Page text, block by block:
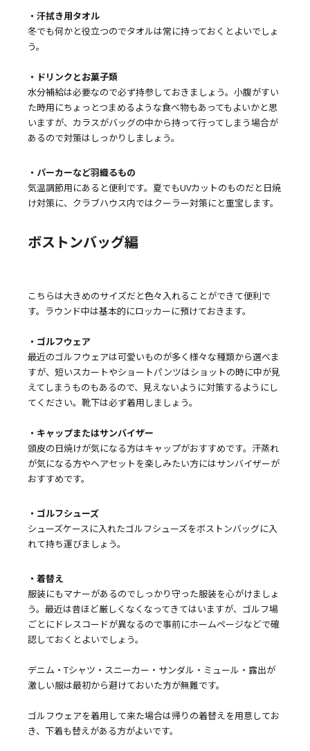
・汗拭き用タオル
冬でも何かと役立つのでタオルは常に持っておくとよいでしょ
う。
・ドリンクとお菓子類
水分補給は必要なので必ず持参しておきましょう。小腹がすい
た時用にちょっとつまめるような食べ物もあってもよいかと思
いますが、カラスがバッグの中から持って行ってしまう場合が
あるので対策はしっかりしましょう。
・パーカーなど羽織るもの
気温調節用にあると便利です。夏でもUVカットのものだと日焼
け対策に、クラブハウス内ではクーラー対策にと重宝します。
ボストンバッグ編
こちらは大きめのサイズだと色々入れることができて便利で
す。ラウンド中は基本的にロッカーに預けておきます。
・ゴルフウェア
最近のゴルフウェアは可愛いものが多く様々な種類から選べま
すが、短いスカートやショートパンツはショットの時に中が見
えてしまうものもあるので、見えないように対策するようにし
てください。靴下は必ず着用しましょう。
・キャップまたはサンバイザー
頭皮の日焼けが気になる方はキャップがおすすめです。汗蒸れ
が気になる方やヘアセットを楽しみたい方にはサンバイザーが
おすすめです。
・ゴルフシューズ
シューズケースに入れたゴルフシューズをボストンバッグに入
れて持ち運びましょう。
・着替え
服装にもマナーがあるのでしっかり守った服装を心がけましょ
う。最近は昔ほど厳しくなくなってきてはいますが、ゴルフ場
ごとにドレスコードが異なるので事前にホームページなどで確
認しておくとよいでしょう。
デニム・Tシャツ・スニーカー・サンダル・ミュール・露出が
激しい服は最初から避けておいた方が無難です。
ゴルフウェアを着用して来た場合は帰りの着替えを用意してお
き、下着も替えがある方がよいです。